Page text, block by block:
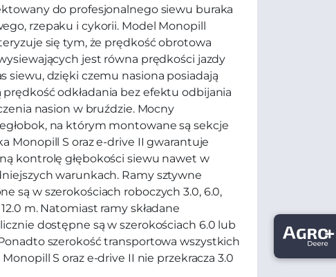
do profesjonalnego siewu buraka
rzepaku i cykorii. Model Monopill
się tym, że prędkość obrotowa
jest równa prędkości jazdy
siewu, dzięki czemu nasiona posiadają
prędkość odkładania bez efektu odbijania
nasion w bruździe. Mocny
na którym montowane są sekcje
Monopill S oraz e-drive II gwarantuje
kontrolę głębokości siewu nawet w
warunkach. Ramy sztywne
są w szerokościach roboczych 3.0, 6.0,
m. Natomiast ramy składane
dostępne są w szerokościach 6.0 lub
szerokość transportowa wszystkich
S oraz e-drive II nie przekracza 3.0